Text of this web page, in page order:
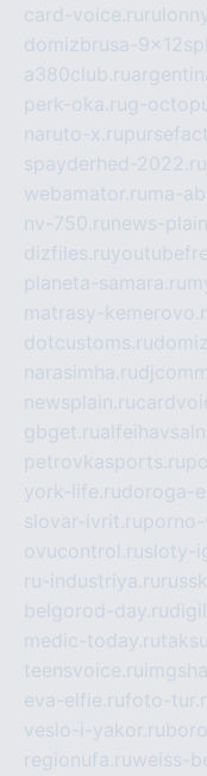
card-voice.ru
domizbrusa-
a380club.ru
perk-oka.rug-
naruto-x.ru
spayderhed-2022.ru
webamator.ru ma-
nv-750.ru news-
dizfiles.ru
planeta-samara.ru
matrasy-
dotcustoms.ru
narasimha.ru
newsplain.ru
gbget.ru
petrovkasports.ru
york-life.rudoroga-
slovar-ivrit.ru
ovucontrol.rusloty-
ru-industriya.ru
belgorod-day.ru
medic-today.ru
teensvoice.ru
eva-elfie.rufoto-
veslo-i-yakor.ru
regionufa.ruweiss-